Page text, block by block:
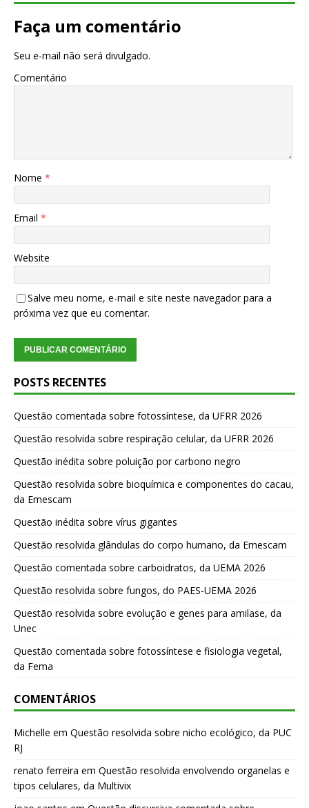
Faça um comentário
Seu e-mail não será divulgado.
Comentário
Nome *
Email *
Website
Salve meu nome, e-mail e site neste navegador para a
próxima vez que eu comentar.
POSTS RECENTES
Questão comentada sobre fotossíntese, da UFRR 2026
Questão resolvida sobre respiração celular, da UFRR 2026
Questão inédita sobre poluição por carbono negro
Questão resolvida sobre bioquímica e componentes do cacau,
da Emescam
Questão inédita sobre vírus gigantes
Questão resolvida glândulas do corpo humano, da Emescam
Questão comentada sobre carboidratos, da UEMA 2026
Questão resolvida sobre fungos, do PAES-UEMA 2026
Questão resolvida sobre evolução e genes para amilase, da
Unec
Questão comentada sobre fotossíntese e fisiologia vegetal,
da Fema
COMENTÁRIOS
Michelle em Questão resolvida sobre nicho ecológico, da PUC
RJ
renato ferreira em Questão resolvida envolvendo organelas e
tipos celulares, da Multivix